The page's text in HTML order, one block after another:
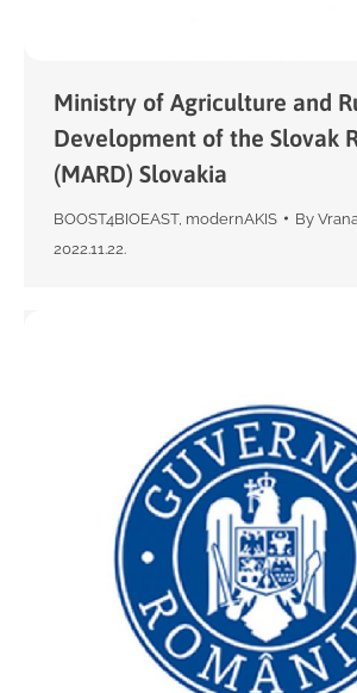
Ministry of Agriculture and
Development of the Slovak
(MARD) Slovakia
BOOST4BIOEAST, modernAKIS By
2022.11.22.